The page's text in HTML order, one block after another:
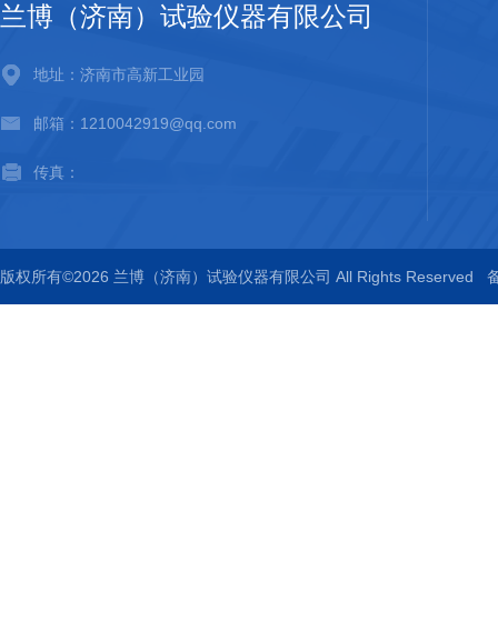
兰博（济南）试验仪器有限公司
地址：济南市高新工业园
邮箱：1210042919@qq.com
传真：
版权所有©2026 兰博（济南）试验仪器有限公司 All Rights Reserved